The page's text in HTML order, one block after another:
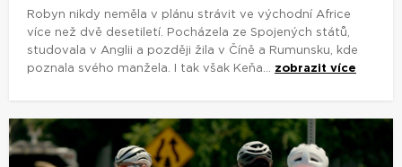
Robyn nikdy neměla v plánu strávit ve východní Africe
více než dvě desetiletí. Pocházela ze Spojených států,
studovala v Anglii a později žila v Číně a Rumunsku, kde
poznala svého manžela. I tak však Keňa... zobrazit více